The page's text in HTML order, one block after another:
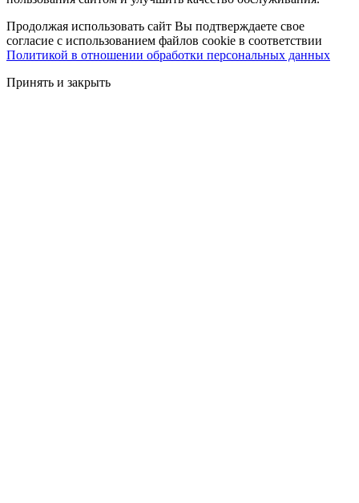
Продолжая использовать сайт Вы подтверждаете свое
согласие с использованием файлов cookie в соответствии
Политикой в отношении обработки персональных данных
Принять и закрыть